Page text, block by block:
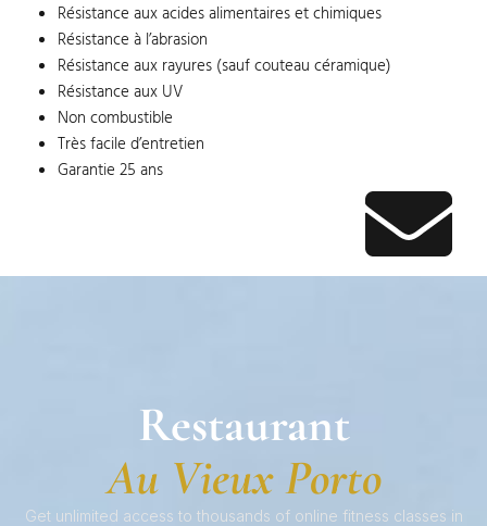
Résistance aux acides alimentaires et chimiques
Résistance à l’abrasion
Résistance aux rayures (sauf couteau céramique)
Résistance aux UV
Non combustible
Très facile d’entretien
Garantie 25 ans
Restaurant
Au Vieux Porto
Get unlimited access to thousands of online fitness classes in